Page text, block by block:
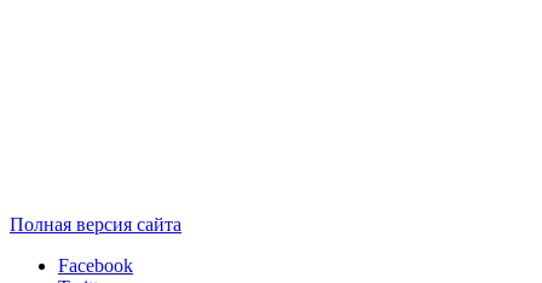
Полная версия сайта
Facebook